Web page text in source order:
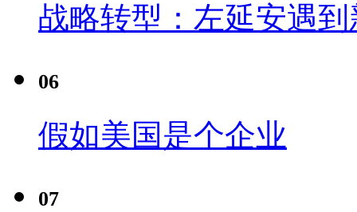
战略转型：左延安遇
06
假如美国是个企业
07